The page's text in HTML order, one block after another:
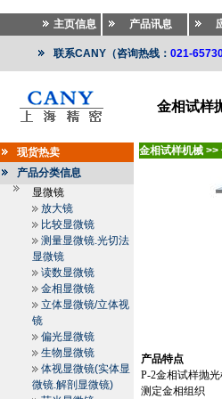
主页信息 产品讯息
联系CANY（咨询热线： 021-
金相试样
现货热卖
产品分类信息
显微镜
放大镜
比较显微镜
测量显微镜.光切法
显微镜
读数显微镜
金相显微镜
立体显微镜/立体视
镜
偏光显微镜
生物显微镜
体视显微镜(实体显
微镜.解剖显微镜)
金相试样机械 >>
产品特点
P-2金相试样抛
测定金相组织